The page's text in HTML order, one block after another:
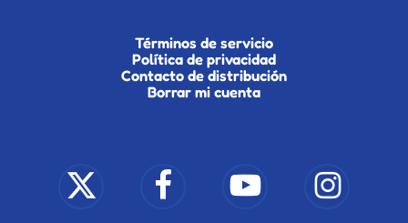
Términos de servicio
Política de privacidad
Contacto de distribución
Borrar mi cuenta
twitter
facebook youtube instagram